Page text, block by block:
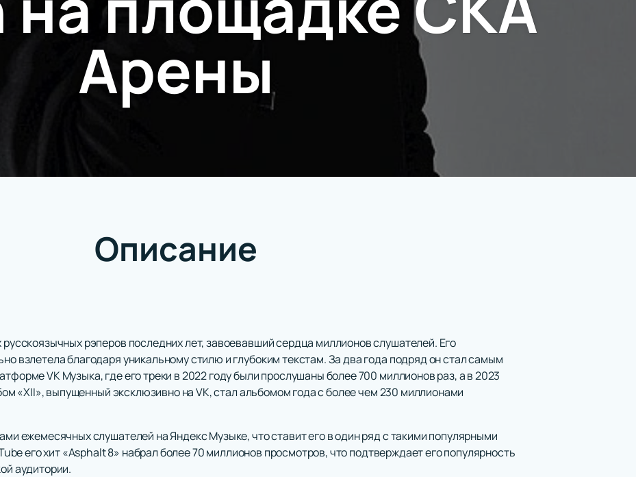
Арены
Описание
рэперов последних лет, завоевавший сердца миллионов слушателей. Его
взлетела благодаря уникальному стилю и глубоким текстам. За два года подряд он стал самым
VK Музыка, где его треки в 2022 году были прослушаны более 700 миллионов раз, а в 2023
«XII», выпущенный эксклюзивно на VK, стал альбомом года с более чем 230 миллионами
ежемесячных слушателей на Яндекс Музыке, что ставит его в один ряд с такими популярными
его хит «Asphalt 8» набрал более 70 миллионов просмотров, что подтверждает его популярность
аудитории.